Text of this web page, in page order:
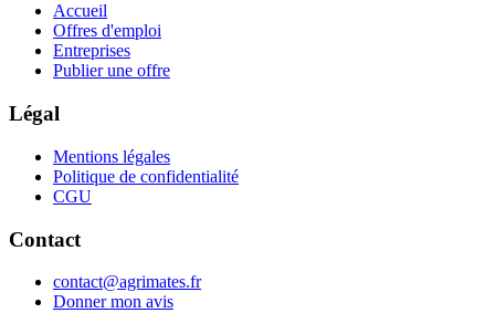
Accueil
Offres d'emploi
Entreprises
Publier une offre
Légal
Mentions légales
Politique de confidentialité
CGU
Contact
contact@agrimates.fr
Donner mon avis